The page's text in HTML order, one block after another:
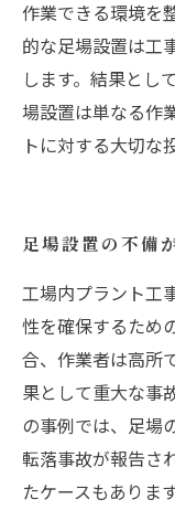
作業できる環境を
的な足場設置は工
します。結果とし
場設置は単なる作
トに対する大切な
足場設置の不備
工場内プラント工
性を確保するため
合、作業者は高所
果として重大な事
の事例では、足場
転落事故が報告さ
たケースもありま